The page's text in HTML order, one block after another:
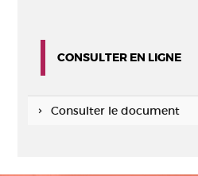
CONSULTER EN LIGNE
Consulter le document